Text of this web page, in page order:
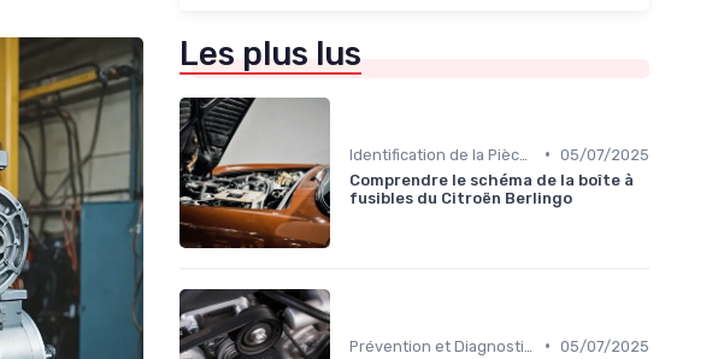
Les plus lus
• 05/07/2025
Comprendre le schéma de la boîte à
fusibles du Citroën Berlingo
• 05/07/2025